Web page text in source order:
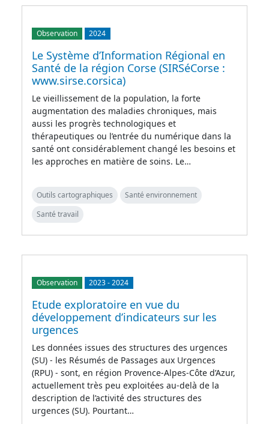
Observation 2024
Le Système d’Information Régional en
Santé de la région Corse (SIRSéCorse :
www.sirse.corsica)
Le vieillissement de la population, la forte
augmentation des maladies chroniques, mais
aussi les progrès technologiques et
thérapeutiques ou l’entrée du numérique dans la
santé ont considérablement changé les besoins et
les approches en matière de soins. Le…
Outils cartographiques
Santé environnement
Santé travail
Observation 2023-2024
Etude exploratoire en vue du
développement d’indicateurs sur les
urgences
Les données issues des structures des urgences
(SU) - les Résumés de Passages aux Urgences
(RPU) - sont, en région Provence-Alpes-Côte d’Azur,
actuellement très peu exploitées au-delà de la
description de l’activité des structures des
urgences (SU). Pourtant…